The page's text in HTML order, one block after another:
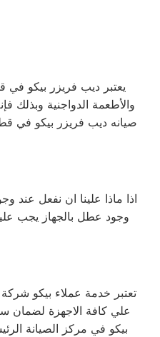
يعتبر ديب فريزر بيكو في
والأطعمة الدواجنية وبذلك
صيانه ديب فريزر بيكو في
اذا ماذا علينا ان نفعل عند
وجود عطل بالجهاز يجب
تعتبر خدمة عملاء بيكو